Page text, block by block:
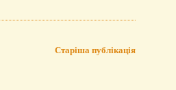
Старіша публікація